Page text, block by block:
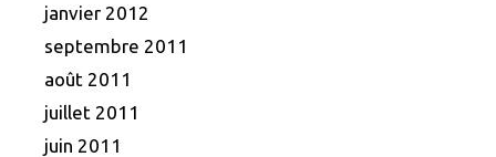
janvier 2012
septembre 2011
août 2011
juillet 2011
juin 2011